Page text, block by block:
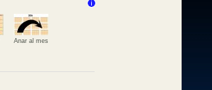
Anar al mes